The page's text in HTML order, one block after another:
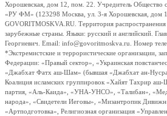
Хорошевская, дом 12, пом. 22. Учредитель Общество
«РУ ФМ» (123298 Москва, ул. 3-я Хорошевская, дом
GOVORITMOSKVA.RU. Территория
зарубежные страны. Языки: русский и английский.
Георгиевич. Email: info@govoritmoskva.ru. Номер
*Экстремистские и террористические организации,
Федерации: «Правый сектор», «Украинская
«Джабхат Фатх аш-Шам» (бывшая «Джабхат ан-
Коалиция исламских группировок «Хайят Тахрир
партия, «Аль-Каида», «УНА-УНСО», «Талибан»,
народа», «Свидетели Иеговы», «Мизантропик
«Артподготовка», Религиозная организация